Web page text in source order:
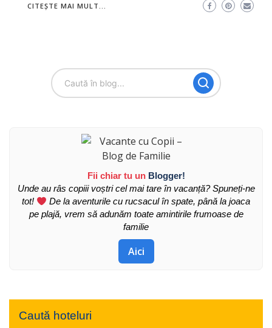
CITEȘTE MAI MULT...
Fii chiar tu un Blogger!
Unde au râs copiii voștri cel mai tare în vacanță? Spuneți-ne
tot!
De la aventurile cu rucsacul în spate, până la joaca
pe plajă, vrem să adunăm toate amintirile frumoase de
familie
Aici
Caută hoteluri